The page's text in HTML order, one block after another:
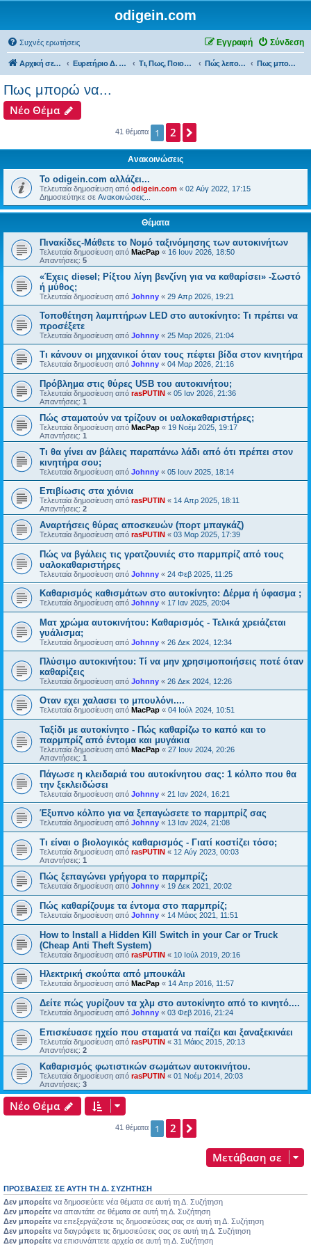
odigein.com
Συχνές ερωτήσεις Σύνδεση
Εγγραφή
Αρχική σελίδα Ευρετήριο Δ. Συζήτησης Τι, Πως, Ποιος & Πού... Πώς λειτουργεί, Τεχνικά θέματα & κάντο μόνος σου... Πως μπορώ να...
Πως μπορώ να...
Νέο Θέμα
41 θέματα 1 2
Ανακοινώσεις
Το odigein.com αλλάζει...
Τελευταία δημοσίευση από odigein.com « 02 Αύγ 2022, 17:15
Δημοσιεύτηκε σε Ανακοινώσεις...
Θέματα
Πινακίδες-Μάθετε το Νομό ταξινόμησης των αυτοκινήτων
Τελευταία δημοσίευση από MacPap « 16 Ιουν 2026, 18:50
Απαντήσεις: 5
«Έχεις diesel; Ρίξτου λίγη βενζίνη για να καθαρίσει» -Σωστό
ή μύθος;
Τελευταία δημοσίευση από Johnny « 29 Απρ 2026, 19:21
Τοποθέτηση λαμπτήρων LED στο αυτοκίνητο: Τι πρέπει να
προσέξετε
Τελευταία δημοσίευση από Johnny « 25 Μαρ 2026, 21:04
Τι κάνουν οι μηχανικοί όταν τους πέφτει βίδα στον κινητήρα
Τελευταία δημοσίευση από Johnny « 04 Μαρ 2026, 21:16
Πρόβλημα στις θύρες USB του αυτοκινήτου;
Τελευταία δημοσίευση από rasPUTIN « 05 Ιαν 2026, 21:36
Απαντήσεις: 1
Πώς σταματούν να τρίζουν οι υαλοκαθαριστήρες;
Τελευταία δημοσίευση από MacPap « 19 Νοέμ 2025, 19:17
Απαντήσεις: 1
Τι θα γίνει αν βάλεις παραπάνω λάδι από ότι πρέπει στον
κινητήρα σου;
Τελευταία δημοσίευση από Johnny « 05 Ιουν 2025, 18:14
Επιβίωσις στα χιόνια
Τελευταία δημοσίευση από rasPUTIN « 14 Απρ 2025, 18:11
Απαντήσεις: 2
Αναρτήσεις θύρας αποσκευών (πορτ μπαγκάζ)
Τελευταία δημοσίευση από rasPUTIN « 03 Μαρ 2025, 17:39
Πώς να βγάλεις τις γρατζουνιές στο παρμπρίζ από τους
υαλοκαθαριστήρες
Τελευταία δημοσίευση από Johnny « 24 Φεβ 2025, 11:25
Καθαρισμός καθισμάτων στο αυτοκίνητο: Δέρμα ή ύφασμα ;
Τελευταία δημοσίευση από Johnny « 17 Ιαν 2025, 20:04
Ματ χρώμα αυτοκινήτου: Καθαρισμός - Τελικά χρειάζεται
γυάλισμα;
Τελευταία δημοσίευση από Johnny « 26 Δεκ 2024, 12:34
Πλύσιμο αυτοκινήτου: Τί να μην χρησιμοποιήσεις ποτέ όταν
καθαρίζεις
Τελευταία δημοσίευση από Johnny « 26 Δεκ 2024, 12:26
Οταν εχει χαλασει το μπουλόνι....
Τελευταία δημοσίευση από MacPap « 04 Ιούλ 2024, 10:51
Ταξίδι με αυτοκίνητο - Πώς καθαρίζω το καπό και το
παρμπρίζ από έντομα και μυγάκια
Τελευταία δημοσίευση από MacPap « 27 Ιουν 2024, 20:26
Απαντήσεις: 1
Πάγωσε η κλειδαριά του αυτοκίνητου σας: 1 κόλπο που θα
την ξεκλειδώσει
Τελευταία δημοσίευση από Johnny « 21 Ιαν 2024, 16:21
Έξυπνο κόλπο για να ξεπαγώσετε το παρμπρίζ σας
Τελευταία δημοσίευση από Johnny « 13 Ιαν 2024, 21:08
Τι είναι ο βιολογικός καθαρισμός - Γιατί κοστίζει τόσο;
Τελευταία δημοσίευση από rasPUTIN « 12 Αύγ 2023, 00:03
Απαντήσεις: 1
Πώς ξεπαγώνει γρήγορα το παρμπρίζ;
Τελευταία δημοσίευση από Johnny « 19 Δεκ 2021, 20:02
Πώς καθαρίζουμε τα έντομα στο παρμπρίζ;
Τελευταία δημοσίευση από Johnny « 14 Μάιος 2021, 11:51
How to Install a Hidden Kill Switch in your Car or Truck
(Cheap Anti Theft System)
Τελευταία δημοσίευση από rasPUTIN « 10 Ιούλ 2019, 20:16
Ηλεκτρική σκούπα από μπουκάλι
Τελευταία δημοσίευση από MacPap « 14 Απρ 2016, 11:57
Δείτε πώς γυρίζουν τα χλμ στο αυτοκίνητο από το κινητό....
Τελευταία δημοσίευση από Johnny « 03 Φεβ 2016, 21:24
Επισκέυασε ηχείο που σταματά να παίζει και ξαναξεκινάει
Τελευταία δημοσίευση από rasPUTIN « 31 Μάιος 2015, 20:13
Απαντήσεις: 2
Καθαρισμός φωτιστικών σωμάτων αυτοκινήτου.
Τελευταία δημοσίευση από rasPUTIN « 01 Νοέμ 2014, 20:03
Απαντήσεις: 3
Νέο Θέμα
41 θέματα 1 2
Μετάβαση σε
ΠΡΟΣΒΆΣΕΙΣ ΣΕ ΑΥΤΉ ΤΗ Δ. ΣΥΖΉΤΗΣΗ
Δεν μπορείτε να δημοσιεύετε νέα θέματα σε αυτή τη Δ. Συζήτηση
Δεν μπορείτε να απαντάτε σε θέματα σε αυτή τη Δ. Συζήτηση
Δεν μπορείτε να επεξεργάζεστε τις δημοσιεύσεις σας σε αυτή τη Δ. Συζήτηση
Δεν μπορείτε να διαγράφετε τις δημοσιεύσεις σας σε αυτή τη Δ. Συζήτηση
Δεν μπορείτε να επισυνάπτετε αρχεία σε αυτή τη Δ. Συζήτηση